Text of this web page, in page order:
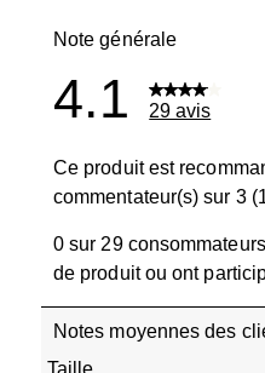
Note générale
4.1 29 avis
Ce produit est
commentateur(s) sur 3
0 sur 29
de produit ou ont
Notes moyennes des